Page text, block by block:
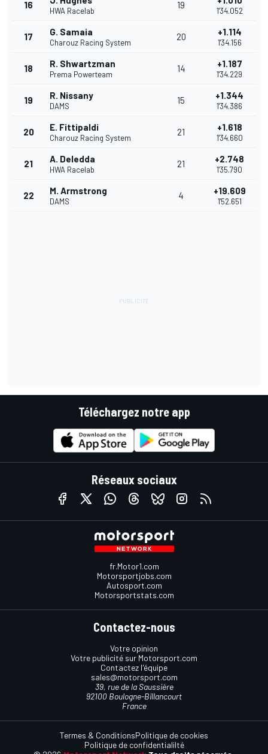
16
HWA Racelab
19
1'34.052
17 G. Samaia
Charouz Racing System
20 +1.114
1'34.156
18 R. Shwartzman
Prema Powerteam
14 +1.187
1'34.229
19 R. Nissany
DAMS
15 +1.344
1'34.386
20 E. Fittipaldi
Charouz Racing System
21 +1.618
1'34.660
21 A. Deledda
HWA Racelab
21 +2.748
1'35.790
22 M. Armstrong
DAMS
4 +19.609
1'52.651
Téléchargez notre app
Réseaux sociaux
fr.Motor1.com
Motorsportjobs.com
Autosport.com
Motorsportstats.com
Contactez-nous
Votre opinion
Votre publicité sur Motorsport.com
Contactez l'équipe
sales@motorsport.com
39, rue de la Saussière
92100 Boulogne-Billancourt
France
Termes & ConditionsPolitique de cookies
Politique de confidentialilté